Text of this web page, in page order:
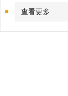
查看更多